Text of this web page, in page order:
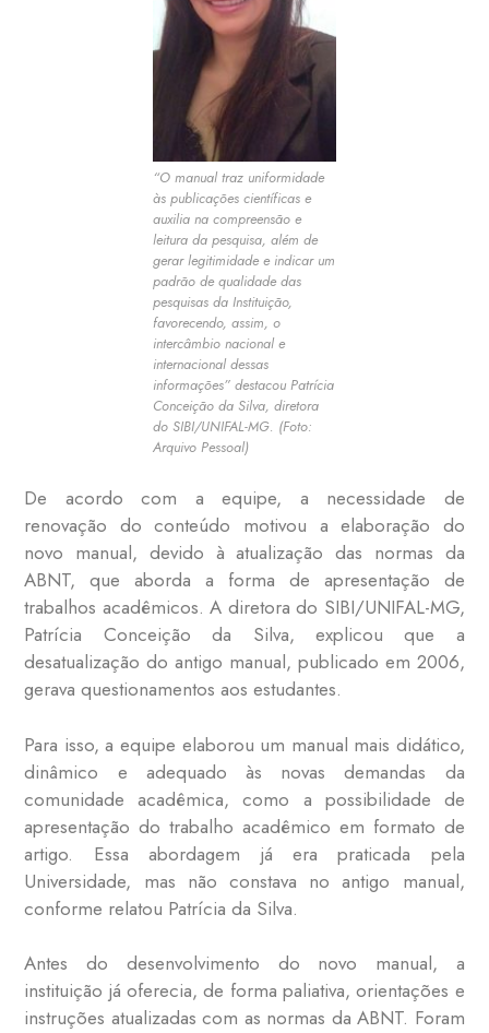
“O manual traz uniformidade
às publicações científicas e
auxilia na compreensão e
leitura da pesquisa, além de
gerar legitimidade e indicar um
padrão de qualidade das
pesquisas da Instituição,
favorecendo, assim, o
intercâmbio nacional e
internacional dessas
informações” destacou Patrícia
Conceição da Silva, diretora
do SIBI/UNIFAL-MG. (Foto:
Arquivo Pessoal)
De acordo com a equipe, a necessidade de
renovação do conteúdo motivou a elaboração do
novo manual, devido à atualização das normas da
ABNT, que aborda a forma de apresentação de
trabalhos acadêmicos. A diretora do SIBI/UNIFAL-MG,
Patrícia Conceição da Silva, explicou que a
desatualização do antigo manual, publicado em 2006,
gerava questionamentos aos estudantes.
Para isso, a equipe elaborou um manual mais didático,
dinâmico e adequado às novas demandas da
comunidade acadêmica, como a possibilidade de
apresentação do trabalho acadêmico em formato de
artigo. Essa abordagem já era praticada pela
Universidade, mas não constava no antigo manual,
conforme relatou Patrícia da Silva.
Antes do desenvolvimento do novo manual, a
instituição já oferecia, de forma paliativa, orientações e
instruções atualizadas com as normas da ABNT. Foram